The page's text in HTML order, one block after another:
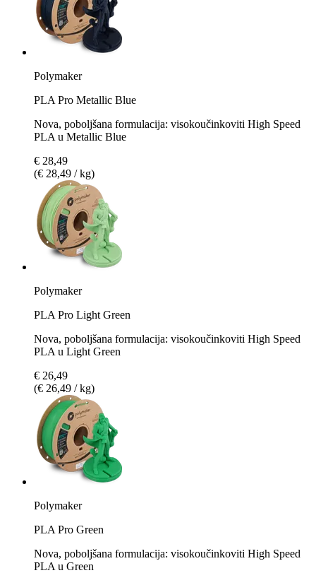
Polymaker
PLA Pro Metallic Blue
Nova, poboljšana formulacija: visokoučinkoviti High Speed
PLA u Metallic Blue
€ 28,49
(€ 28,49 / kg)
Polymaker
PLA Pro Light Green
Nova, poboljšana formulacija: visokoučinkoviti High Speed
PLA u Light Green
€ 26,49
(€ 26,49 / kg)
Polymaker
PLA Pro Green
Nova, poboljšana formulacija: visokoučinkoviti High Speed
PLA u Green